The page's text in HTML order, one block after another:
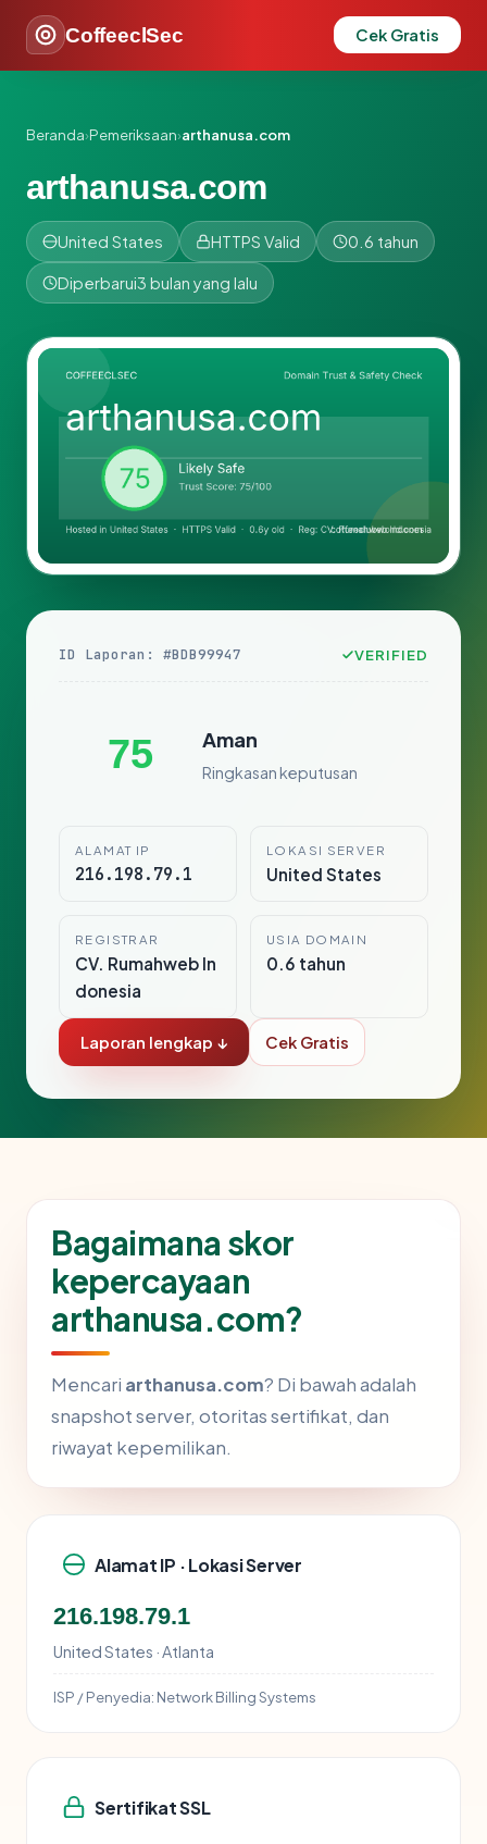
CoffeeclSec Cek Gratis
Beranda›Pemeriksaan›arthanusa.com
arthanusa.com
United States HTTPS Valid 0.6 tahun
Diperbarui3 bulan yang lalu
ID Laporan: #BDB99947 VERIFIED
75 Aman
Ringkasan keputusan
ALAMAT IP
216.198.79.1
LOKASI SERVER
United States
REGISTRAR
CV. Rumahweb In
donesia
USIA DOMAIN
0.6 tahun
Laporan lengkap ↓ Cek Gratis
Bagaimana skor
kepercayaan
arthanusa.com?
Mencari arthanusa.com? Di bawah adalah
snapshot server, otoritas sertifikat, dan
riwayat kepemilikan.
Alamat IP · Lokasi Server
216.198.79.1
United States · Atlanta
ISP / Penyedia: Network Billing Systems
Sertifikat SSL